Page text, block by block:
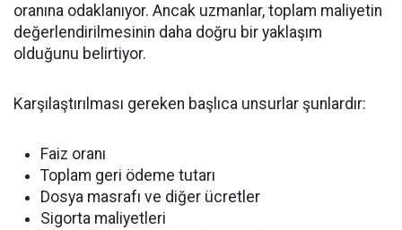
oranına odaklanıyor. Ancak uzmanlar, toplam maliyetin
değerlendirilmesinin daha doğru bir yaklaşım
olduğunu belirtiyor.
Karşılaştırılması gereken başlıca unsurlar şunlardır:
Faiz oranı
Toplam geri ödeme tutarı
Dosya masrafı ve diğer ücretler
Sigorta maliyetleri